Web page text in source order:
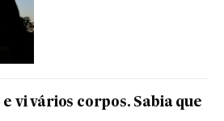
vi vários corpos. Sabia que